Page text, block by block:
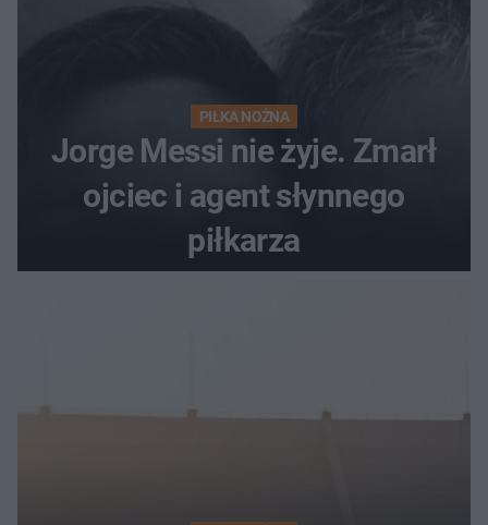
PIŁKA NOŻNA
Jorge Messi nie żyje. Zmarł
ojciec i agent słynnego
piłkarza